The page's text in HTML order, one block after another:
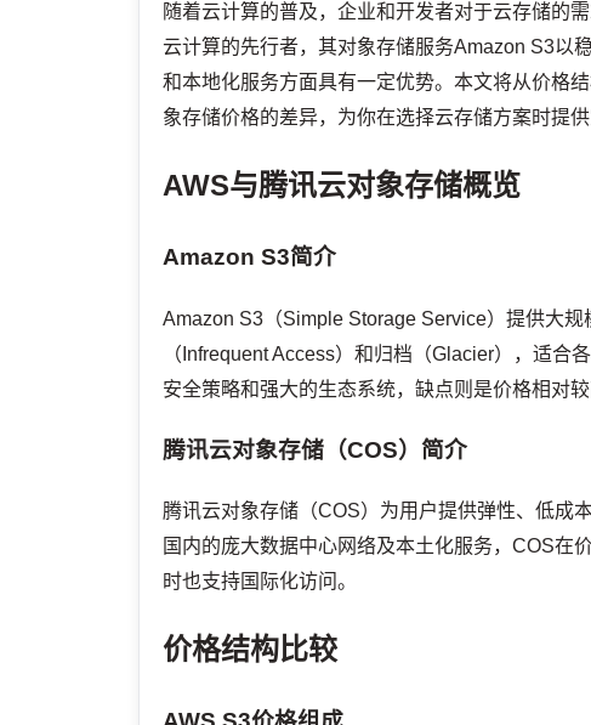
随着云计算的普及，企业和开发者对于云存储的
云计算的先行者，其对象存储服务Amazon S3以
和本地化服务方面具有一定优势。本文将从价格
象存储价格的差异，为你在选择云存储方案时提供
AWS与腾讯云对象存储概览
Amazon S3简介
Amazon S3（Simple Storage Service）提供大
（Infrequent Access）和归档（Glacier），适
安全策略和强大的生态系统，缺点则是价格相对
腾讯云对象存储（COS）简介
腾讯云对象存储（COS）为用户提供弹性、低成
国内的庞大数据中心网络及本土化服务，COS在
时也支持国际化访问。
价格结构比较